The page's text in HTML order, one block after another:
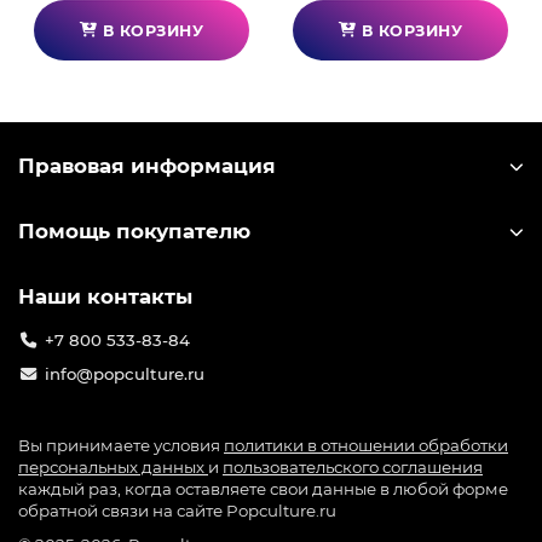
В КОРЗИНУ В КОРЗИНУ
Правовая информация
Помощь покупателю
Наши контакты
+7 800 533-83-84
info@popculture.ru
Вы принимаете условия политики в отношении обработки
персональных данных и пользовательского соглашения
каждый раз, когда оставляете свои данные в любой форме
обратной связи на сайте Popculture.ru